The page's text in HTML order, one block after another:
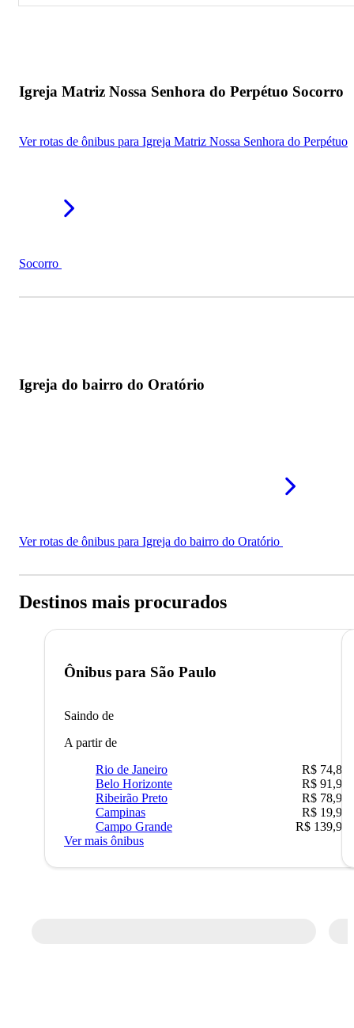
Igreja Matriz Nossa Senhora do Perpétuo Socorro
Ver rotas de ônibus para Igreja Matriz Nossa Senhora do Perpétuo
Socorro
Igreja do bairro do Oratório
Ver rotas de ônibus para Igreja do bairro do Oratório
Destinos mais procurados
Ônibus para São Paulo
Saindo de
A partir de
Rio de Janeiro
R$ 74,80
Belo Horizonte
R$ 91,90
Ribeirão Preto
R$ 78,90
Campinas
R$ 19,90
Campo Grande
R$ 139,90
Ver mais ônibus